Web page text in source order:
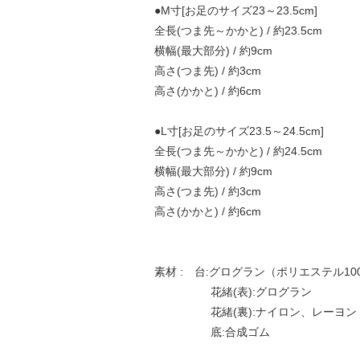
●M寸[お足のサイズ23～23.5cm]
全長(つま先～かかと) / 約23.5cm
横幅(最大部分) / 約9cm
高さ(つま先) / 約3cm
高さ(かかと) / 約6cm
●L寸[お足のサイズ23.5～24.5cm]
全長(つま先～かかと) / 約24.5cm
横幅(最大部分) / 約9cm
高さ(つま先) / 約3cm
高さ(かかと) / 約6cm
素材 : 台:グログラン（ポリエステル
花緒(表):グログラン
花緒(裏):ナイロン、レーヨン
底:合成ゴム